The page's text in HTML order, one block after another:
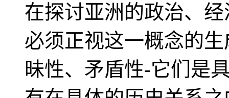
在探讨亚洲的政治、
必须正视这一概念的
昧性、矛盾性-它们是